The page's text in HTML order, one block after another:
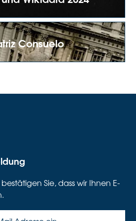
Consuelo
Sie, dass wir Ihnen E-